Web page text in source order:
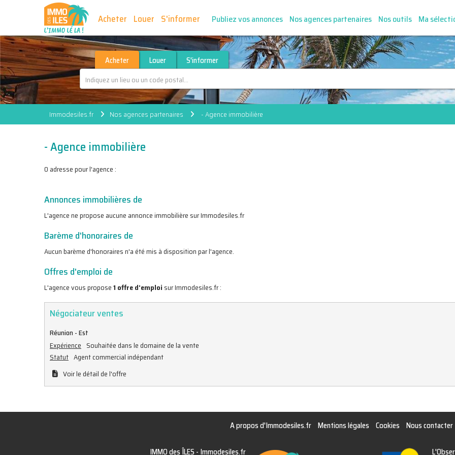
Acheter Louer S'informer Publiez vos annonces Nos agences partenaires Nos outils Ma
Acheter Louer S'informer
Immodesiles.fr Nos agences partenaires - Agence immobilière
- Agence immobilière
0 adresse pour l'agence :
Annonces immobilières de
L'agence ne propose aucune annonce immobilière sur Immodesiles.fr
Barème d'honoraires de
Aucun barème d'honoraires n'a été mis à disposition par l'agence.
Offres d'emploi de
L'agence vous propose1 offre d'emploi sur Immodesiles.fr :
Négociateur ventes
Réunion - Est
Expérience Souhaitée dans le domaine de la vente
Statut Agent commercial indépendant
Voir le détail de l'offre
A propos d'Immodesiles.fr Mentions légales Cookies Nous contacter
IMMO des ÎLES - Immodesiles.fr